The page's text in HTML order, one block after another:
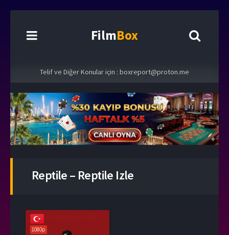
FilmBox
Telif ve Diğer Konular için : boxreport@proton.me
Reptile – Reptile Izle
1080p